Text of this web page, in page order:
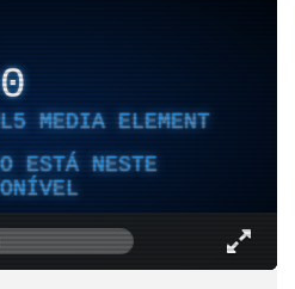
MEDIA ELEMENT
ESTÁ NESTE